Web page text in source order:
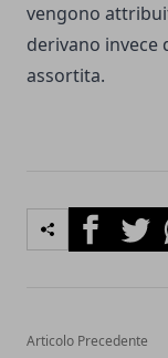
vengono
derivano invece
assortita.
Facebook
Articolo Precedente